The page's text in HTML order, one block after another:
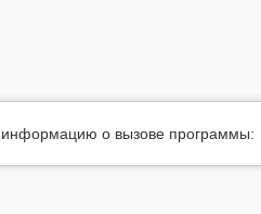
о вызове программы: